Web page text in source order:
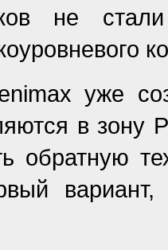
не
уже
в зону
обратную